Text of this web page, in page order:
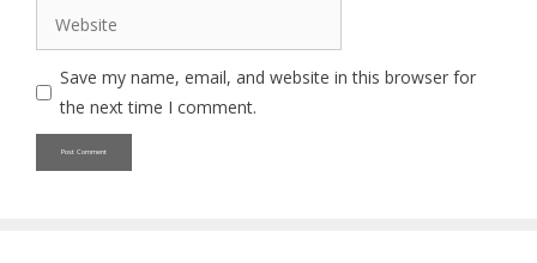
Website
Save my name, email, and website in this browser for
the next time I comment.